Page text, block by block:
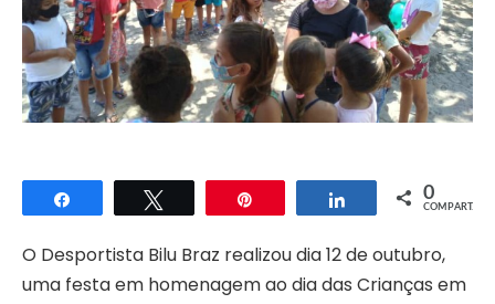
Compartilhar Compartilhar
0
COMPART.
O Desportista Bilu Braz realizou dia 12 de outubro,
uma festa em homenagem ao dia das Crianças em